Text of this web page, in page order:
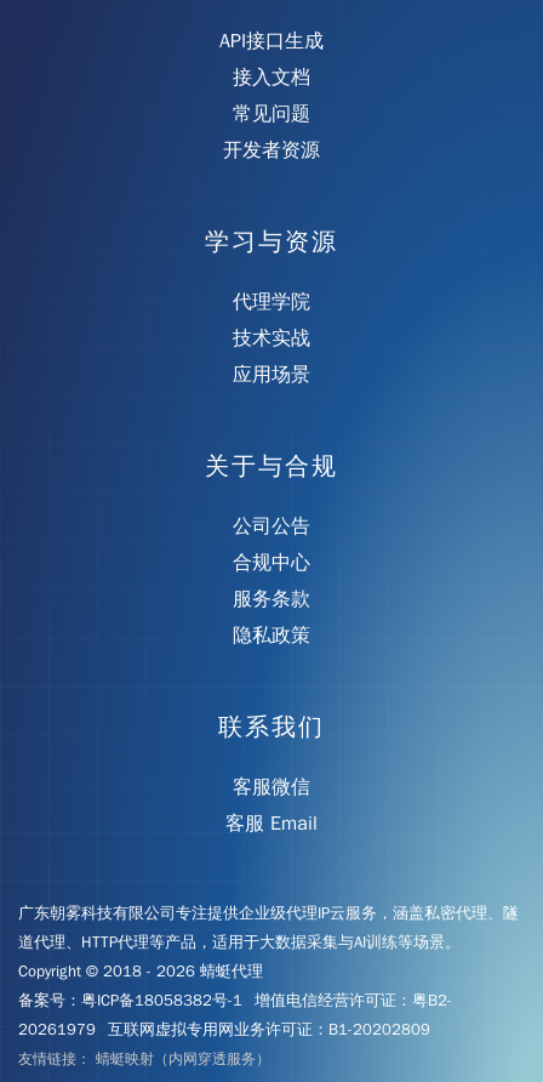
API接口生成
接入文档
常见问题
开发者资源
学习与资源
代理学院
技术实战
应用场景
关于与合规
公司公告
合规中心
服务条款
隐私政策
联系我们
客服微信
客服 Email
广东朝雾科技有限公司专注提供企业级代理IP云服务，涵盖私密代理、隧
道代理、HTTP代理等产品，适用于大数据采集与AI训练等场景。
Copyright © 2018 - 2026 蜻蜓代理
备案号： 粤ICP备18058382号-1 增值电信经营许可证：粤B2-
20261979 互联网虚拟专用网业务许可证：B1-20202809
友情链接： 蜻蜓映射（内网穿透服务）